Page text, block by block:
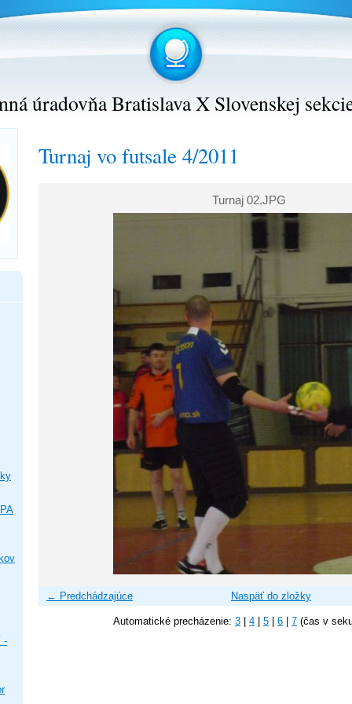
úradovňa Bratislava X Slovenskej
Turnaj vo futsale 4/2011
Turnaj 02.JPG
← Predchádzajúce Naspäť do zložky
Automatické precházenie: 3 4 5 6 7 (čas v
-